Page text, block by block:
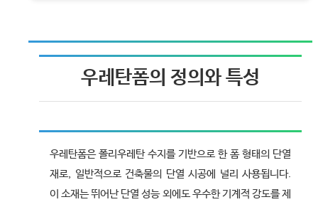
우레탄폼의 정의와 특성
우레탄폼은 폴리우레탄 수지를 기반으로 한 폼 형태의 단열
재로, 일반적으로 건축물의 단열 시공에 널리 사용됩니다.
이 소재는 뛰어난 단열 성능 외에도 우수한 기계적 강도를 제